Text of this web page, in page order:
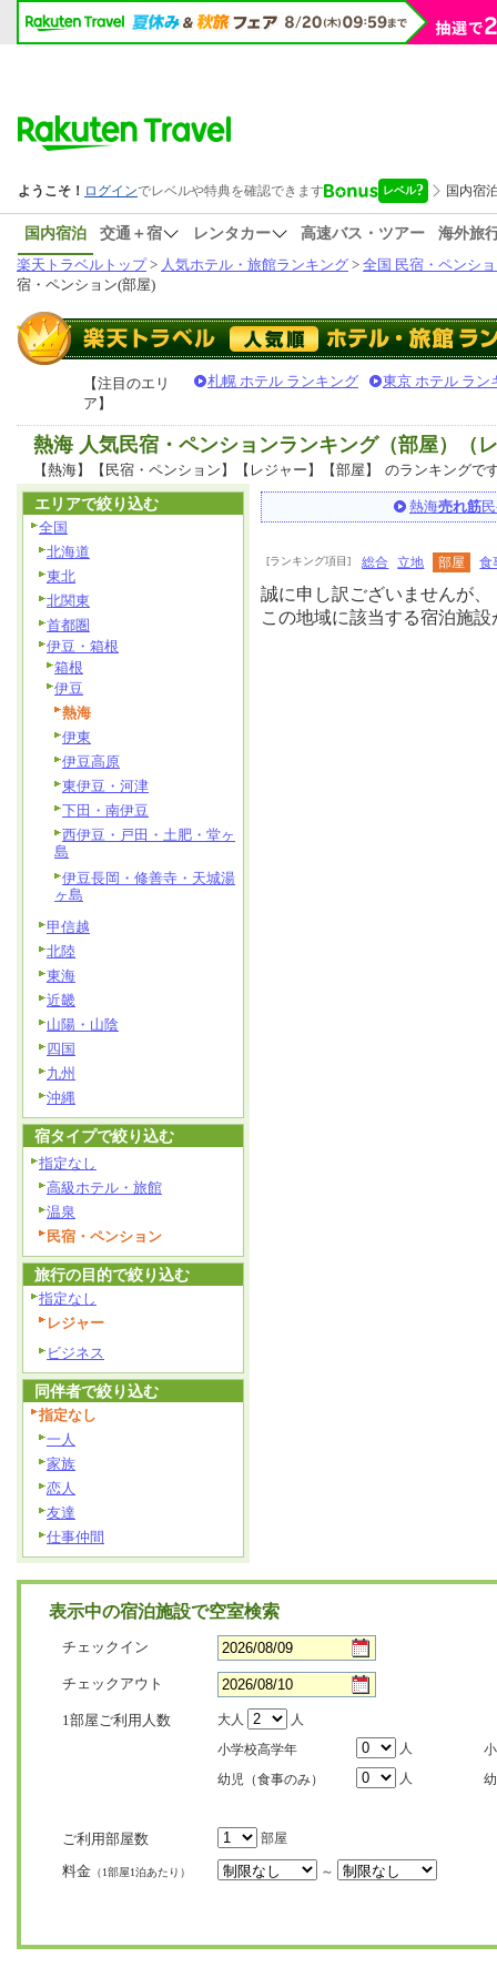
国内宿泊 交通＋宿 レンタカー 高速バス・ツアー
海外旅
楽天トラベルトップ> 人気ホテル・旅館ランキング > 全国 民宿・ペンシ
宿・ペンション(部屋)
【注目のエリ
ア】
札幌 ホテル ランキング 東京 ホテル ラン
熱海 人気民宿・ペンションランキング（部屋）（
【熱海】【民宿・ペンション】【レジャー】【部屋】 のランキングで
熱海売れ筋
[ランキング項目] 総合 立地 部屋 食
誠に申し訳ございませんが、
この地域に該当する宿泊施
エリアで絞り込む
全国
北海道
東北
北関東
首都圏
伊豆・箱根
箱根
伊豆
熱海
伊東
伊豆高原
東伊豆・河津
下田・南伊豆
西伊豆・戸田・土肥・堂ヶ
島
伊豆長岡・修善寺・天城湯
ヶ島
甲信越
北陸
東海
近畿
山陽・山陰
四国
九州
沖縄
宿タイプで絞り込む
指定なし
高級ホテル・旅館
温泉
民宿・ペンション
旅行の目的で絞り込む
指定なし
レジャー
ビジネス
同伴者で絞り込む
指定なし
一人
家族
恋人
友達
仕事仲間
表示中の宿泊施設で空室検索
チェックイン
チェックアウト
1部屋ご利用人数 大人
人
小学校高学年
人
幼児（食事のみ）
人
ご利用部屋数 部屋
料金 （1部屋1泊あたり） ～